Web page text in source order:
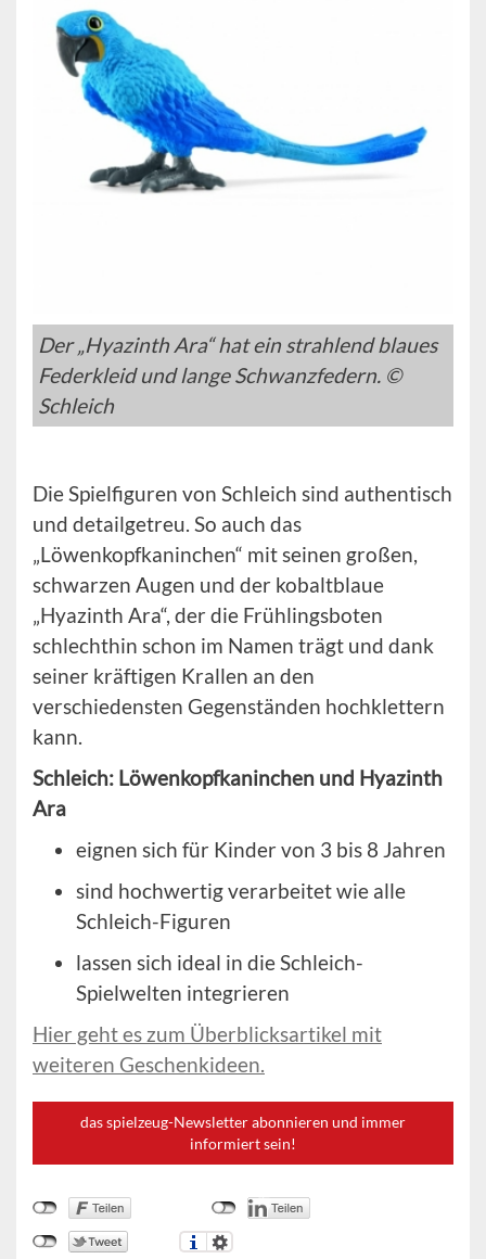
Der „Hyazinth Ara“ hat ein strahlend blaues
Federkleid und lange Schwanzfedern. ©
Schleich
Die Spielfiguren von Schleich sind authentisch
und detailgetreu. So auch das
„Löwenkopfkaninchen“ mit seinen großen,
schwarzen Augen und der kobaltblaue
„Hyazinth Ara“, der die Frühlingsboten
schlechthin schon im Namen trägt und dank
seiner kräftigen Krallen an den
verschiedensten Gegenständen hochklettern
kann.
Schleich: Löwenkopfkaninchen und Hyazinth
Ara
eignen sich für Kinder von 3 bis 8 Jahren
sind hochwertig verarbeitet wie alle
Schleich-Figuren
lassen sich ideal in die Schleich-
Spielwelten integrieren
Hier geht es zum Überblicksartikel mit
weiteren Geschenkideen.
das spielzeug-Newsletter abonnieren und immer
informiert sein!